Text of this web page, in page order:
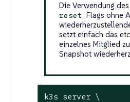
Die Verwendung des
reset Flags ohne
setzt einfach das
einzelnes Mitglied
Snapshot
k3s server \